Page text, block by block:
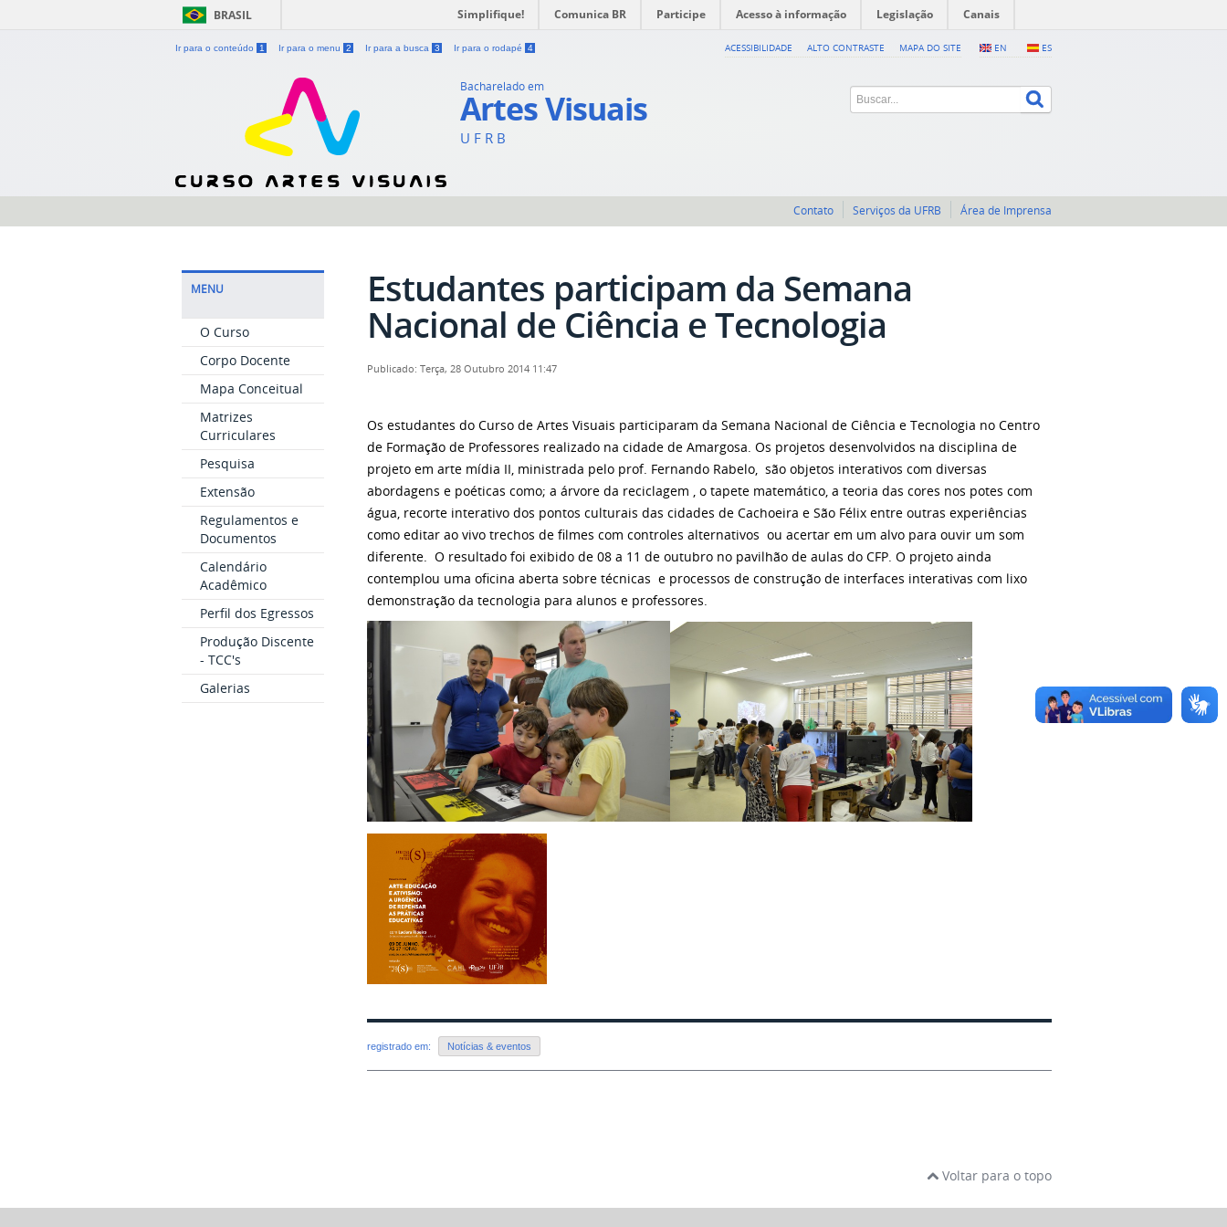
BRASIL Simplifique! Comunica BR Participe Acesso à informação Legislação Canais
Ir para o conteúdo 1 Ir para o menu 2 Ir para a busca 3 Ir para o rodapé 4 EN ES
ACESSIBILIDADE ALTO CONTRASTE MAPA DO SITE
Bacharelado em
Artes Visuais
U F R B
Contato Serviços da UFRB Área de Imprensa
MENU
O Curso
Corpo Docente
Mapa Conceitual
Matrizes
Curriculares
Pesquisa
Extensão
Regulamentos e
Documentos
Calendário
Acadêmico
Perfil dos Egressos
Produção Discente
- TCC's
Galerias
Estudantes participam da Semana
Nacional de Ciência e Tecnologia
Publicado: Terça, 28 Outubro 2014 11:47
Os estudantes do Curso de Artes Visuais participaram da Semana Nacional de Ciência e Tecnologia no Centro
de Formação de Professores realizado na cidade de Amargosa. Os projetos desenvolvidos na disciplina de
projeto em arte mídia II, ministrada pelo prof. Fernando Rabelo, são objetos interativos com diversas
abordagens e poéticas como; a árvore da reciclagem , o tapete matemático, a teoria das cores nos potes com
água, recorte interativo dos pontos culturais das cidades de Cachoeira e São Félix entre outras experiências
como editar ao vivo trechos de filmes com controles alternativos ou acertar em um alvo para ouvir um som
diferente. O resultado foi exibido de 08 a 11 de outubro no pavilhão de aulas do CFP. O projeto ainda
contemplou uma oficina aberta sobre técnicas e processos de construção de interfaces interativas com lixo
demonstração da tecnologia para alunos e professores.
registrado em: Notícias & eventos
Voltar para o topo